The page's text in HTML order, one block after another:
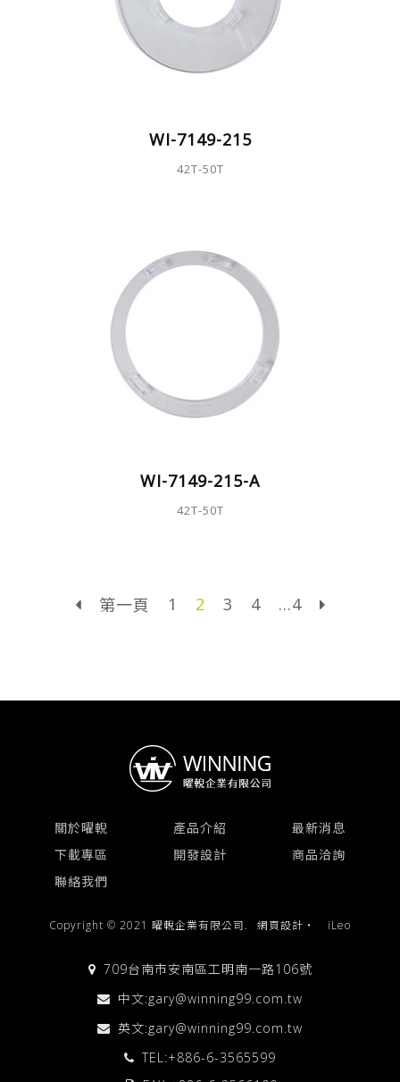
WI-7149-215
42T-50T
WI-7149-215-A
42T-50T
第一頁 1 2 3 4 ...4
關於曜輗 產品介紹
最新消息
下載專區
開發設計
商品洽詢
聯絡我們
Copyright © 2021 曜輗企業有限公司. 網頁設計 ‧ iLeo
709台南市安南區工明南一路106號
中文:gary@winning99.com.tw
英文:gary@winning99.com.tw
TEL:+886-6-3565599